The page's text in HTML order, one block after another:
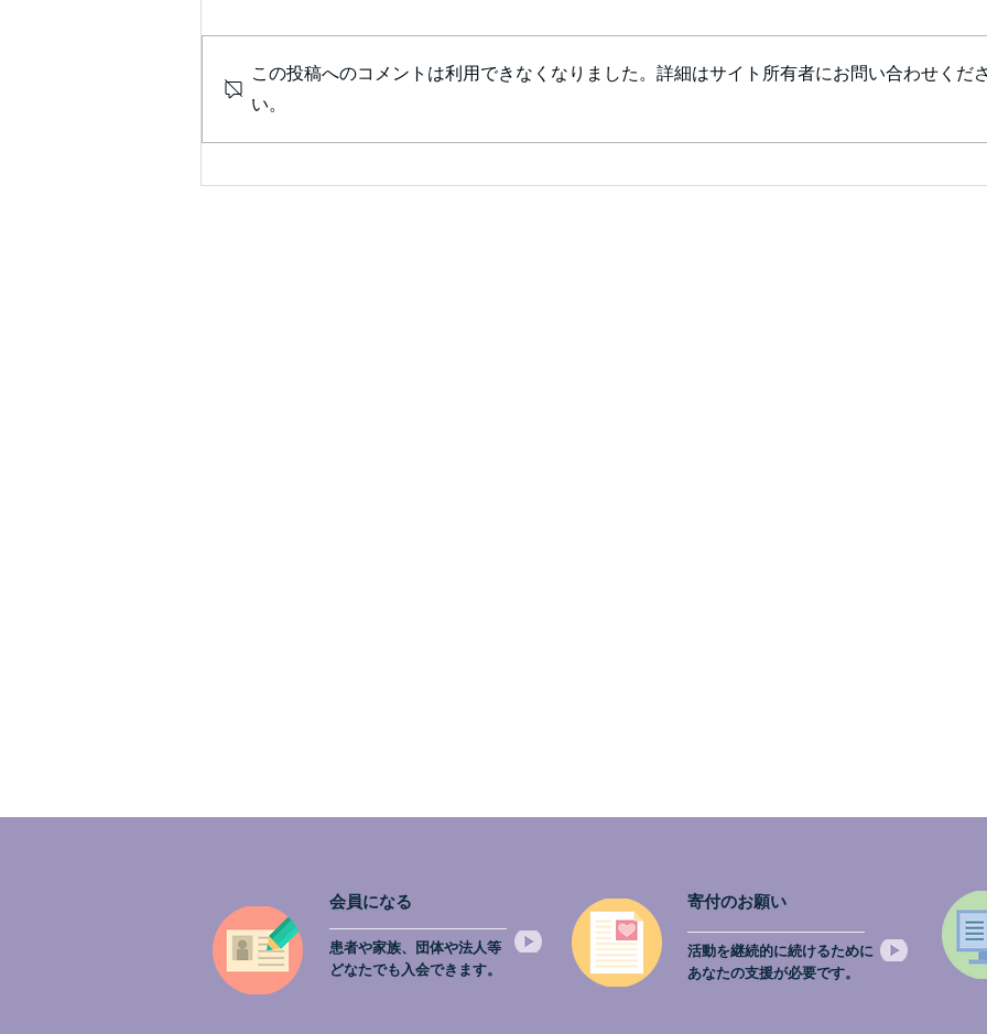
で❣ ✨会員限定✨ 2026年7
（
この投稿へのコメントは利用できなくなりました。詳細はサイト所有者にお問い合わせくださ
い。
会員になる
患者や家族、団体や法人等
どなたでも入会できます。
寄付のお願い
活動を継続的に続けるために
あなたの支援が必要です。